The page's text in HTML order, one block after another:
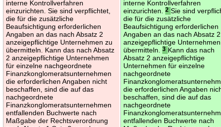
interne Kontrollverfahren
einzurichten. Sie sind verpflichtet,
die für die zusätzliche
Beaufsichtigung erforderlichen
Angaben an das nach Absatz 2
anzeigepflichtige Unternehmen zu
übermitteln. Kann das nach Absatz
2 anzeigepflichtige Unternehmen
für einzelne nachgeordnete
Finanzkonglomeratsunternehmen
die erforderlichen Angaben nicht
beschaffen, sind die auf das
nachgeordnete
Finanzkonglomeratsunternehmen
entfallenden Buchwerte nach
Maßgabe der Rechtsverordnung
interne Kontrollverfahren
einzurichten.2 Sie sind
die für die zusätzliche
Beaufsichtigung erforderlichen
Angaben an das nach Absatz 2
anzeigepflichtige
übermitteln.3 Kann das nach
Absatz 2 anzeigepflichtige
Unternehmen für einzelne
nachgeordnete
die erforderlichen Angaben
beschaffen, sind die auf das
nachgeordnete
entfallenden Buchwerte nach